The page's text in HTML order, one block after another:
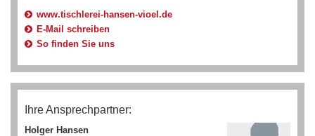
www.tischlerei-hansen-vioel.de
E-Mail schreiben
So finden Sie uns
Ihre Ansprechpartner:
Holger Hansen